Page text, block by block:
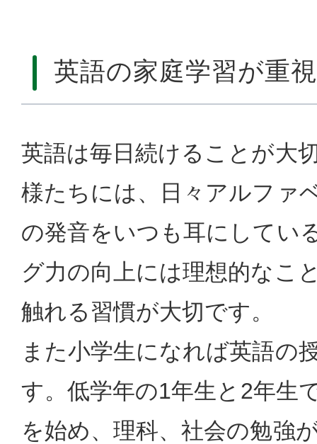
英語の家庭学習が重
英語は毎日続けることが大
様たちには、日々アルファ
の発音をいつも耳にしてい
グ力の向上には理想的なこ
触れる習慣が大切です。
また小学生になれば英語の
す。低学年の1年生と2年生
を始め、理科、社会の勉強